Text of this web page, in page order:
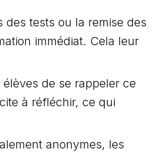
des tests ou la remise des
immédiat. Cela leur
de se rappeler ce
à réfléchir, ce qui
anonymes, les